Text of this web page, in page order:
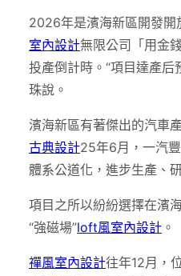
2026年是濱海新區開發開
室內設計無限公司「用金
投產倒計時。“項目達產
珠說。
濱海新區有著傑出的汽車
古典設計25年6月，一汽
體系公道化，進步生產、
項目之所以紛紛選擇在濱
“強磁場”loft風室內設計 。
禪風室內設計往年12月，